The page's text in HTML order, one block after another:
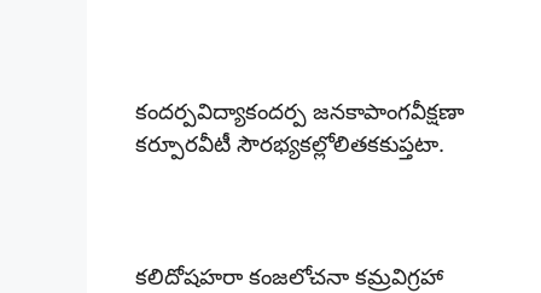
కందర్పవిద్యాకందర్ప జనకాపాంగవీక్షణా
కర్పూరవీటీ సౌరభ్యకల్లోలితకకుప్తటా.
కలిదోషహరా కంజలోచనా కమ్రవిగ్రహా